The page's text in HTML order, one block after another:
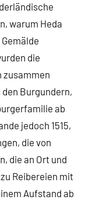
warum Heda
die
zusammen
Burgundern,
ab
jedoch 1515,
die von
die an Ort und
Reibereien mit
Aufstand ab